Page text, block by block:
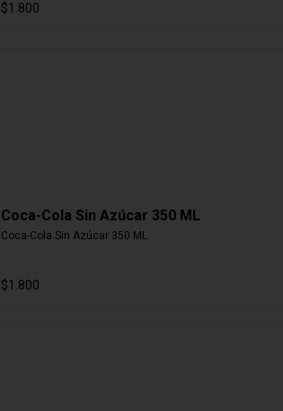
$1.800
Coca-Cola Sin Azúcar 350 ML
Coca-Cola Sin Azúcar 350 ML
$1.800